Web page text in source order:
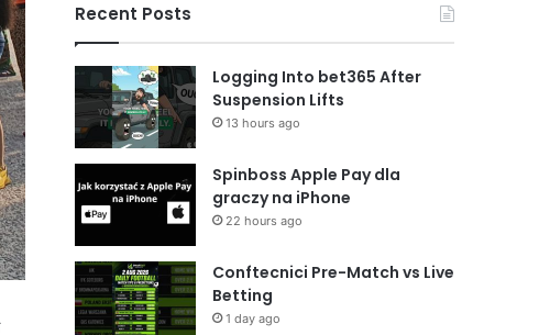
Recent Posts
Logging Into bet365 After
Suspension Lifts
13 hours ago
Spinboss Apple Pay dla
graczy na iPhone
22 hours ago
Conftecnici Pre-Match vs Live
Betting
1 day ago